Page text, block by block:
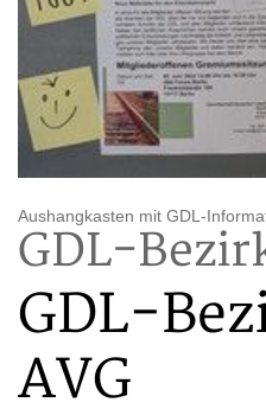
Aushangkasten mit GDL-
GDL-
GDL-
AVG